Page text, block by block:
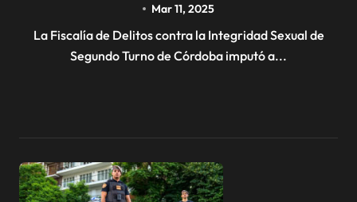
Mar 11, 2025
La Fiscalía de Delitos contra la Integridad Sexual de
Segundo Turno de Córdoba imputó a...